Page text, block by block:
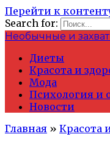
Перейти к
Search for:
Необычные и
Диеты
Красота и
Мода
Психология и
Новости
Главная » Красота